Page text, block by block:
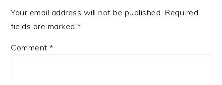
Your email address will not be published. Required
fields are marked*
Comment*